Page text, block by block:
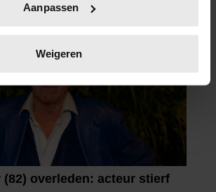
eigenschappen (fingerprinting)
voorkeuren in het
om content en advertenties te
functies voor social media te bieden
te analyseren. Ook delen we
gebruik van onze site met onze
media, adverteren en analyse. Deze
Aanpassen
Weigeren